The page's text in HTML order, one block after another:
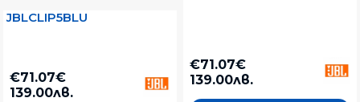
JBLCLIP5BLU
€71.07€
139.00лв.
€71.07€
139.00лв.